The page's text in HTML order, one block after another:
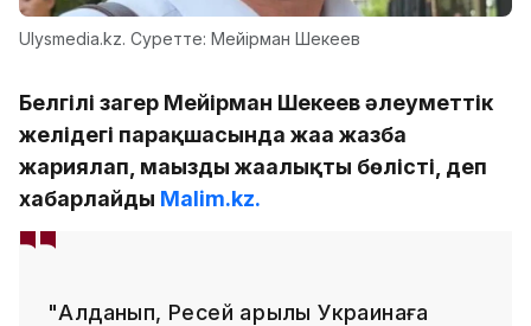
Ulysmedia.kz. Суретте: Мейірман Шекеев
Белгілі заңгер Мейірман Шекеев әлеуметтік
желідегі парақшасында жаңа жазба
жариялап, маңызды жаңалықты бөлісті, деп
хабарлайды Malim.kz.
"Алданып, Ресей арқылы Украинаға